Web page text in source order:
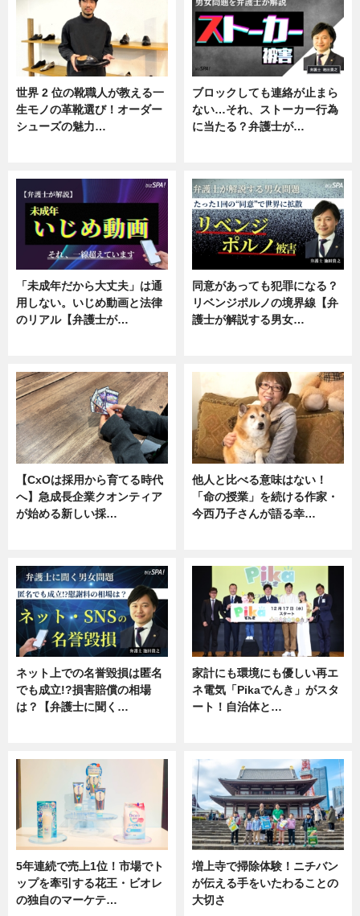
世界 2 位の靴職人が教える一
生モノの革靴選び！オーダー
シューズの魅力…
ブロックしても連絡が止まら
ない…それ、ストーカー行為
に当たる？弁護士が…
「未成年だから大丈夫」は通
用しない。いじめ動画と法律
のリアル【弁護士が…
同意があっても犯罪になる？
リベンジポルノの境界線【弁
護士が解説する男女…
【CxOは採用から育てる時代
へ】急成長企業クオンティア
が始める新しい採…
他人と比べる意味はない！
「命の授業」を続ける作家・
今西乃子さんが語る幸…
ネット上での名誉毀損は匿名
でも成立!?損害賠償の相場
は？【弁護士に聞く…
家計にも環境にも優しい再エ
ネ電気「Pikaでんき」がスタ
ート！自治体と…
5年連続で売上1位！市場でト
ップを牽引する花王・ビオレ
の独自のマーケテ…
増上寺で掃除体験！ニチバン
が伝える手をいたわることの
大切さ